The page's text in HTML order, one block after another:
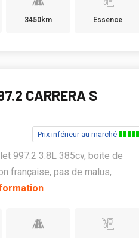
3450km Essence
CARRERA S
Prix inférieur au marché
997.2 3.8L 385cv, boite de
française, pas de malus,